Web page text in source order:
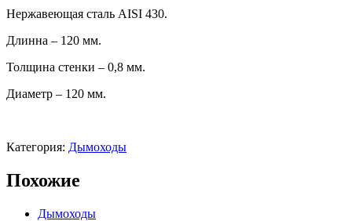
Нержавеющая сталь AISI 430.
Длинна – 120 мм.
Толщина стенки – 0,8 мм.
Диаметр – 120 мм.
Категория: Дымоходы
Похожие
Дымоходы